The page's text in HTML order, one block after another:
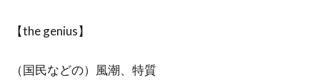
【the genius】
（国民などの）風潮、特質